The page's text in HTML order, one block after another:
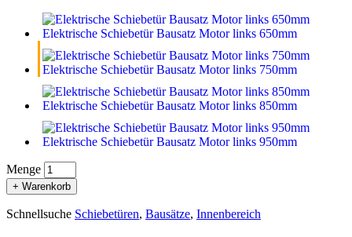
Elektrische Schiebetür Bausatz Motor links 650mm
Elektrische Schiebetür Bausatz Motor links 750mm
Elektrische Schiebetür Bausatz Motor links 850mm
Elektrische Schiebetür Bausatz Motor links 950mm
Menge
+ Warenkorb
Schnellsuche Schiebetüren, Bausätze, Innenbereich